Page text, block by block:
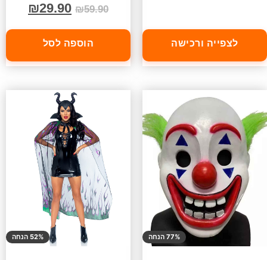
לצפייה ורכישה
₪59.90
₪29.90
הוספה לסל
77% הנחה 52% הנחה